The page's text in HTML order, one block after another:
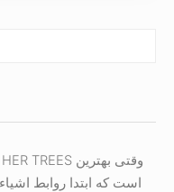
است که ابتدا روابط